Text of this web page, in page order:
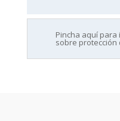
Pincha aquí
sobre protección